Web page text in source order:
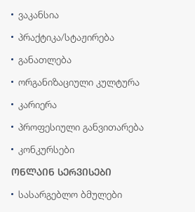
ვაკანსია
პრაქტიკა/სტაჟირება
განათლება
ორგანიზაციული კულტურა
კარიერა
პროფესიული განვითარება
კონკურსები
ონლაინ სერვისები
სასარგებლო ბმულები